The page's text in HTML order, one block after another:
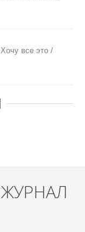
все это /